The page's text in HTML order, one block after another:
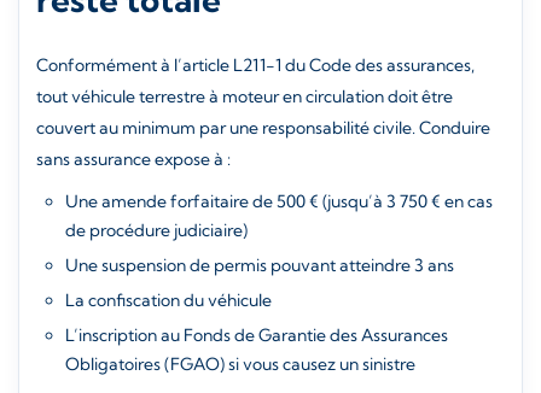
Conformément à l’article L211-1 du Code des assurances,
tout véhicule terrestre à moteur en circulation doit être
couvert au minimum par une responsabilité civile. Conduire
sans assurance expose à :
Une amende forfaitaire de 500 € (jusqu’à 3 750 € en cas
de procédure judiciaire)
Une suspension de permis pouvant atteindre 3 ans
La confiscation du véhicule
L’inscription au Fonds de Garantie des Assurances
Obligatoires (FGAO) si vous causez un sinistre